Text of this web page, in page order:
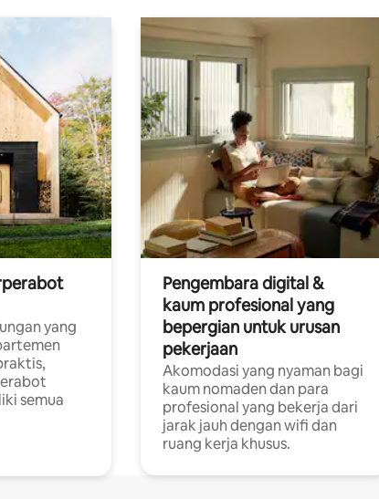
yang
semua
Pengembara digital &
kaum profesional yang
bepergian untuk urusan
pekerjaan
Akomodasi yang nyaman bagi
kaum nomaden dan para
profesional yang bekerja dari
jarak jauh dengan wifi dan
ruang kerja khusus.